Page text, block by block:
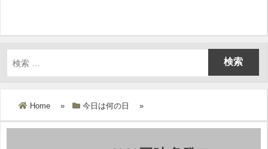
Home » 今日は何の日 »